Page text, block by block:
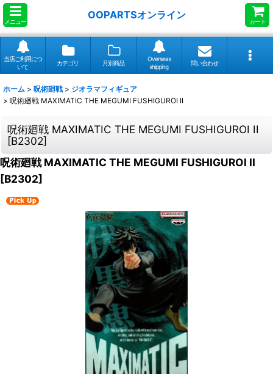
メニュー
OOPARTSオンライン
カート
当店ご利用につ
いて
カテゴリ 月別商品
Overseas
shipping
問い合わせ
ホーム > 呪術廻戦 > ジオラマフィギュア
> 呪術廻戦 MAXIMATIC THE MEGUMI FUSHIGUROI II
呪術廻戦 MAXIMATIC THE MEGUMI FUSHIGUROI II
[B2302]
呪術廻戦 MAXIMATIC THE MEGUMI FUSHIGUROI II
[B2302]